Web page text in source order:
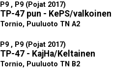
P9 , P9 (Pojat 2017)
TP-47 pun - KePS/valkoinen
Tornio, Puuluoto TN A2
P9 , P9 (Pojat 2017)
TP-47 - KajHa/Keltainen
Tornio, Puuluoto TN B2